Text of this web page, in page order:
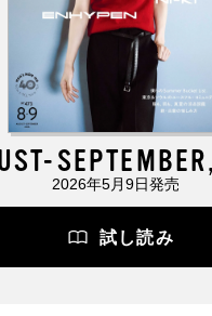
2026年5月9日発売
試し読み